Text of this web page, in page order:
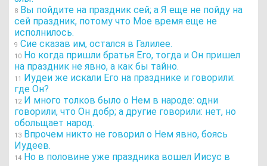
8 Вы пойдите на праздник сей; а Я еще не пойду на
сей праздник, потому что Мое время еще не
исполнилось.
9 Сие сказав им, остался в Галилее.
10 Но когда пришли братья Его, тогда и Он пришел
на праздник не явно, а как бы тайно.
11 Иудеи же искали Его на празднике и говорили:
где Он?
12И много толков было о Нем в народе: одни
говорили, что Он добр; а другие говорили: нет, но
обольщает народ.
13 Впрочем никто не говорил о Нем явно, боясь
Иудеев.
14 Но в половине уже праздника вошел Иисус в